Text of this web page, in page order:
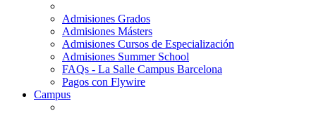
Admisiones Grados
Admisiones Másters
Admisiones Cursos de Especialización
Admisiones Summer School
FAQs - La Salle Campus Barcelona
Pagos con Flywire
Campus